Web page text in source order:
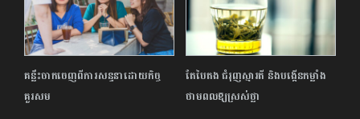
គន្លឹះចាកចេញពីការសន្ទនាដោយកិច្ច
គួរសម
តែបៃតង ជំរុញស្មារតី និង​បង្កើនកម្លាំង
ថាមពលឱ្យស្រស់ថ្លា